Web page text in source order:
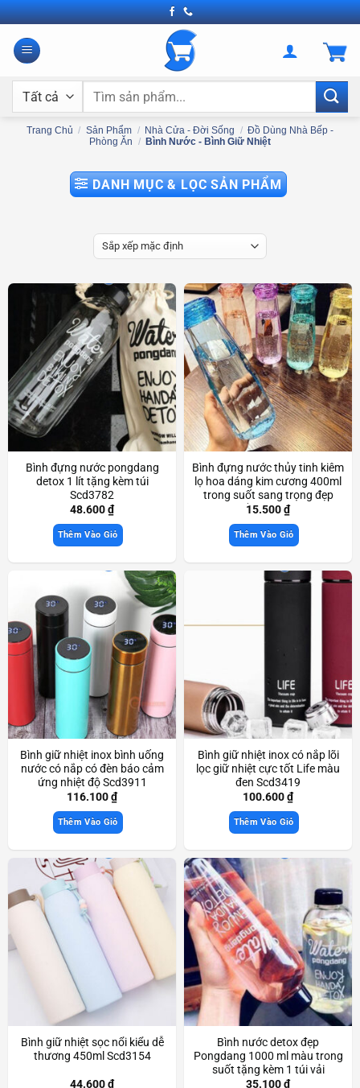
Bỏ
qua
nội
Tìm
Trang Chủ / Sản Phẩm / Nhà Cửa - Đời Sống / Đồ Dùng Nhà Bếp -
Phòng Ăn / Bình Nước - Bình Giữ Nhiệt
DANH MỤC & LỌC SẢN PHẨM
Bình đựng nước pongdang
detox 1 lít tặng kèm túi
Scd3782
48.600₫
Thêm Vào Giỏ
Bình đựng nước thủy tinh kiêm
lọ hoa dáng kim cương 400ml
trong suốt sang trọng đẹp
mắt Scd3801
15.500₫
Thêm Vào Giỏ
Bình giữ nhiệt inox bình uống
nước có nắp có đèn báo cảm
ứng nhiệt độ Scd3911
116.100₫
Thêm Vào Giỏ
Bình giữ nhiệt inox có nắp lõi
lọc giữ nhiệt cực tốt Life màu
đen Scd3419
100.600₫
Thêm Vào Giỏ
Bình giữ nhiệt sọc nổi kiểu dễ
thương 450ml Scd3154
44.600₫
Bình nước detox đẹp
Pongdang 1000 ml màu trong
suốt tặng kèm 1 túi vải
Scd3478
35.100₫